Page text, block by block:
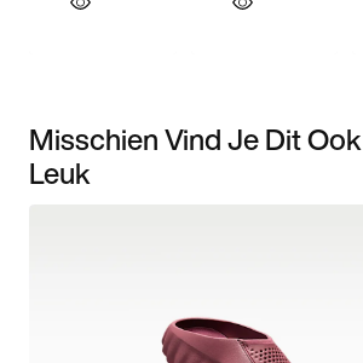
Misschien Vind Je Dit Ook
Leuk